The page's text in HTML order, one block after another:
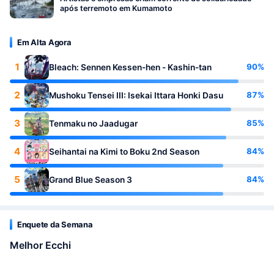
após terremoto em Kumamoto
Em Alta Agora
1 Bleach: Sennen Kessen-hen - Kashin-tan 90%
2 Mushoku Tensei III: Isekai Ittara Honki Dasu 87%
3 Tenmaku no Jaadugar 85%
4 Seihantai na Kimi to Boku 2nd Season 84%
5 Grand Blue Season 3 84%
Enquete da Semana
Melhor Ecchi